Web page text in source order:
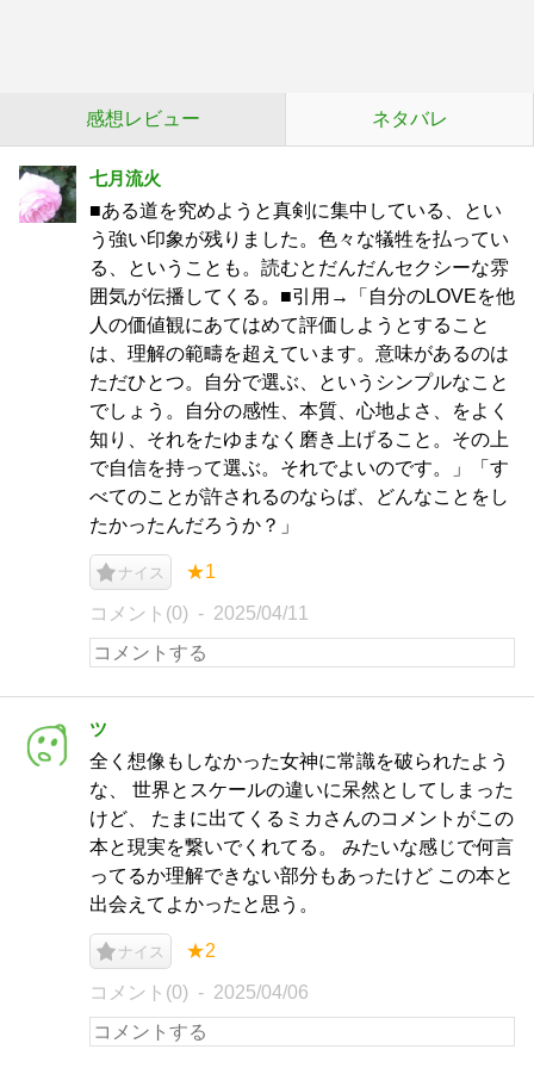
感想レビュー ネタバレ
七月流火
■ある道を究めようと真剣に集中している、とい
う強い印象が残りました。色々な犠牲を払ってい
る、ということも。読むとだんだんセクシーな雰
囲気が伝播してくる。■引用→「自分のLOVEを他
人の価値観にあてはめて評価しようとすること
は、理解の範疇を超えています。意味があるのは
ただひとつ。自分で選ぶ、というシンプルなこと
でしょう。自分の感性、本質、心地よさ、をよく
知り、それをたゆまなく磨き上げること。その上
で自信を持って選ぶ。それでよいのです。」「す
べてのことが許されるのならば、どんなことをし
たかったんだろうか？」
ナイス ★1
コメント(0) 2025/04/11
ツ
全く想像もしなかった女神に常識を破られたよう
な、 世界とスケールの違いに呆然としてしまった
けど、 たまに出てくるミカさんのコメントがこの
本と現実を繋いでくれてる。 みたいな感じで何言
ってるか理解できない部分もあったけど この本と
出会えてよかったと思う。
ナイス ★2
コメント(0) 2025/04/06